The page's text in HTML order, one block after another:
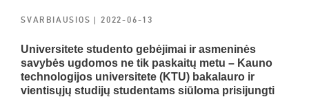
SVARBIAUSIOS| 2022-06-13
Universitete studento gebėjimai ir asmeninės
savybės ugdomos ne tik paskaitų metu – Kauno
technologijos universitete (KTU) bakalauro ir
vientisųjų studijų studentams siūloma prisijungti